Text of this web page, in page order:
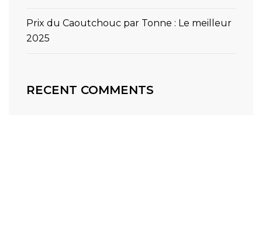
Prix du Caoutchouc par Tonne : Le meilleur
2025
RECENT COMMENTS